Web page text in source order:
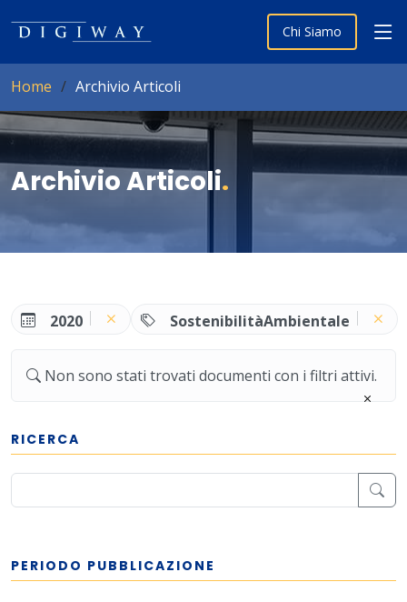
Chi Siamo
Home Archivio Articoli
Archivio Articoli.
2020 SostenibilitàAmbientale
Non sono stati trovati documenti con i filtri attivi.
RICERCA
PERIODO PUBBLICAZIONE